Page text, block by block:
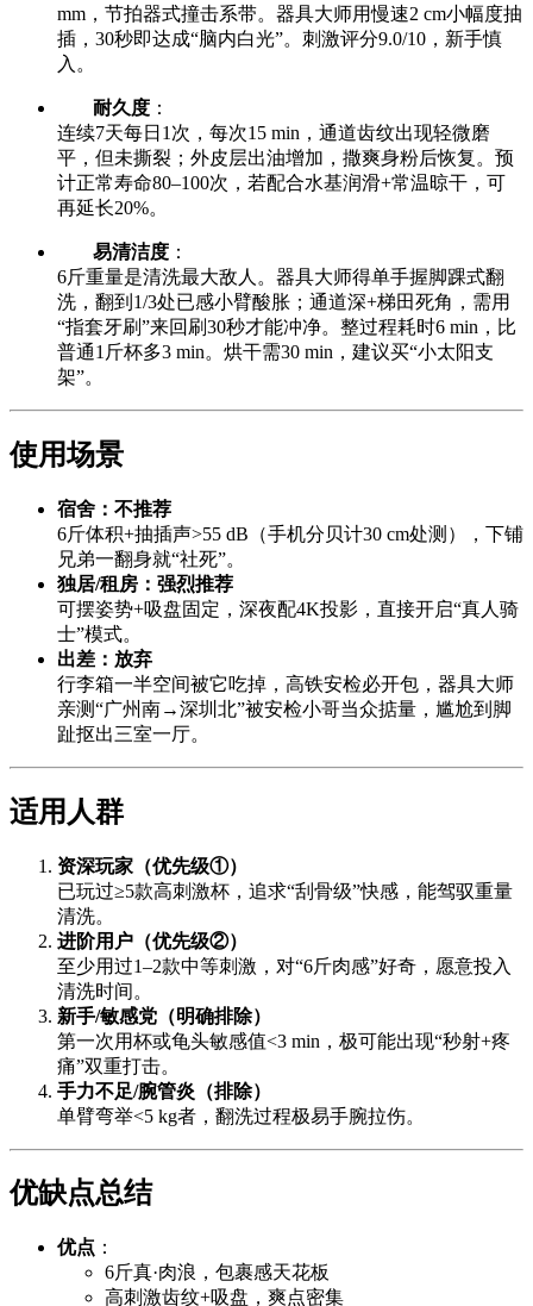
mm，节拍器式撞击系带。器具大师用慢速2 cm小幅度抽
插，30秒即达成“脑内白光”。刺激评分9.0/10，新手慎
入。
耐久度 ：
连续7天每日1次，每次15 min，通道齿纹出现轻微磨
平，但未撕裂；外皮层出油增加，撒爽身粉后恢复。预
计正常寿命80–100次，若配合水基润滑+常温晾干，可
再延长20%。
易清洁度 ：
6斤重量是清洗最大敌人。器具大师得单手握脚踝式翻
洗，翻到1/3处已感小臂酸胀；通道深+梯田死角，需用
“指套牙刷”来回刷30秒才能冲净。整过程耗时6 min，比
普通1斤杯多3 min。烘干需30 min，建议买“小太阳支
架”。
使用场景
宿舍：不推荐
6斤体积+抽插声>55 dB（手机分贝计30 cm处测），下铺
兄弟一翻身就“社死”。
独居/租房：强烈推荐
可摆姿势+吸盘固定，深夜配4K投影，直接开启“真人骑
士”模式。
出差：放弃
行李箱一半空间被它吃掉，高铁安检必开包，器具大师
亲测“广州南→深圳北”被安检小哥当众掂量，尴尬到脚
趾抠出三室一厅。
适用人群
资深玩家（优先级①）
已玩过≥5款高刺激杯，追求“刮骨级”快感，能驾驭重量
清洗。
进阶用户（优先级②）
至少用过1–2款中等刺激，对“6斤肉感”好奇，愿意投入
清洗时间。
新手/敏感党（明确排除）
第一次用杯或龟头敏感值<3 min，极可能出现“秒射+疼
痛”双重打击。
手力不足/腕管炎（排除）
单臂弯举<5 kg者，翻洗过程极易手腕拉伤。
优缺点总结
优点 ：
6斤真·肉浪，包裹感天花板
高刺激齿纹+吸盘，爽点密集